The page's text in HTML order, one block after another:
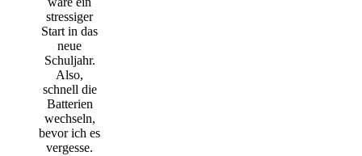
stressiger
Start in das
neue
Schuljahr.
Also,
schnell die
Batterien
wechseln,
bevor ich es
vergesse.